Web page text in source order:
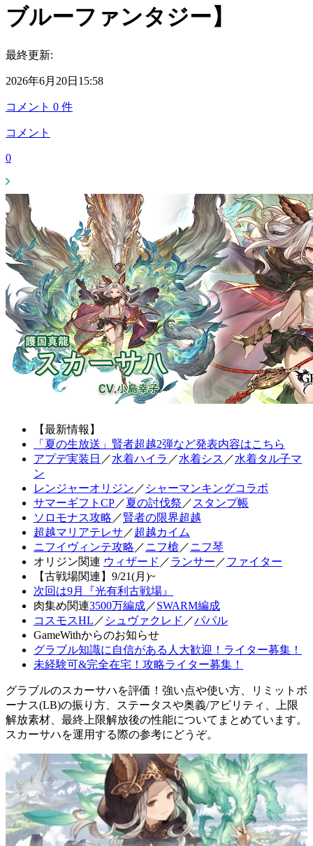
ブルーファンタジー】
最終更新:
2026年6月20日15:58
コメント 0 件
コメント
0
【最新情報】
「夏の生放送」賢者超越2弾など発表内容はこちら
アプデ実装日 ／水着ハイラ ／水着シス ／水着タル子マ
ン
レンジャーオリジン ／ シャーマンキングコラボ
サマーギフトCP／夏の討伐祭 ／ スタンプ帳
ソロモナス攻略 ／賢者の限界超越
超越マリアテレサ ／超越カイム
ニフイヴィンテ攻略 ／ニフ槍 ／ニフ琴
オリジン関連 ウィザード ／ランサー ／ファイター
【古戦場関連】9/21(月)~
次回は9月『光有利古戦場』
肉集め関連3500万編成／SWARM編成
コスモスHL ／ シュヴァクレド ／パパル
GameWithからのお知らせ
グラブル知識に自信がある人大歓迎！ライター募集！
未経験可&完全在宅！攻略ライター募集！
グラブルのスカーサハを評価！強い点や使い方、リミットボ
ーナス(LB)の振り方、ステータスや奥義/アビリティ、上限
解放素材、最終上限解放後の性能についてまとめています。
スカーサハを運用する際の参考にどうぞ。